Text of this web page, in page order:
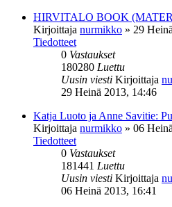
HIRVITALO BOOK
Kirjoittaja nurmikko » 29
Tiedotteet
0 Vastaukset
180280 Luettu
Uusin viesti Kirjoittaja
29 Heinä 2013, 14:46
Katja Luoto ja Anne Savitie:
Kirjoittaja nurmikko » 06
Tiedotteet
0 Vastaukset
181441 Luettu
Uusin viesti Kirjoittaja
06 Heinä 2013, 16:41